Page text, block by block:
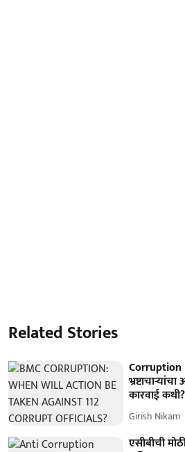
Related Stories
Corruption
कारवाई कधी?
Girish Nikam
एसीबीची